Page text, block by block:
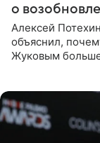
о
Алексей
объяснил,
Жуковым больше